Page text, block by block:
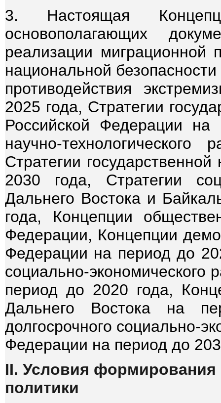
3. Настоящая
основополагающих
реализации миграционной
национальной
противодействия
2025 года, Стратегии
Российской Федерации
научно-
Стратегии
2030 года, Стратегии
Дальнего Востока и
года, Концепции
Федерации, Концепции
Федерации на период до
социально-экономического
период до 2020 года,
Дальнего Востока на
долгосрочного социально-
Федерации на период до
II. Условия формирования
политики